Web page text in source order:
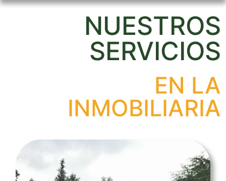
NUESTROS
SERVICIOS
EN LA
INMOBILIARIA